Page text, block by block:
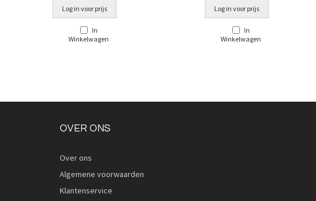
Log in voor prijs
In
Winkelwagen
Log in voor prijs
In
Winkelwagen
OVER ONS
Over ons
Algemene voorwaarden
Klantenservice